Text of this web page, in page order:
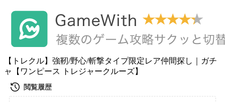
【トレクル】強靭/野心/斬撃タイプ限定レア仲間探し｜ガチ
ャ【ワンピース トレジャークルーズ】